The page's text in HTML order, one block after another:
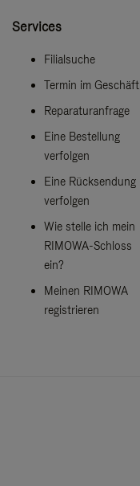
Services
Filialsuche
Termin im Geschäft
Reparaturanfrage
Eine Bestellung
verfolgen
Eine Rücksendung
verfolgen
Wie stelle ich mein
RIMOWA-Schloss
ein?
Meinen RIMOWA
registrieren